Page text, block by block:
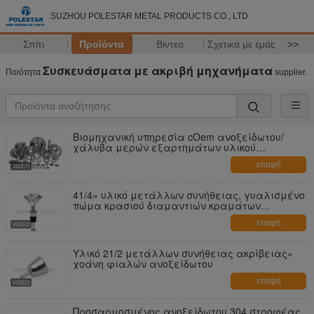
SUZHOU POLESTAR METAL PRODUCTS CO., LTD
Σπίτι Προϊόντα Βίντεο Σχετικά με εμάς >>
Ποιότητα Συσκευάσματα με ακριβή μηχανήματα supplier.
Βιομηχανική υπηρεσία cOem ανοξείδωτου/
χάλυβα μερών εξαρτημάτων υλικού
επαφή
41/4» υλικό μετάλλων συνήθειας, γυαλισμένο
πώμα κρασιού διαμαντιών κραμάτων
επαφή
Υλικό 21/2 μετάλλων συνήθειας ακρίβειας»
χοάνη φιαλών ανοξείδωτου
επαφή
Προσαρμοσμένος ανοξείδωτου 304 στροφέας